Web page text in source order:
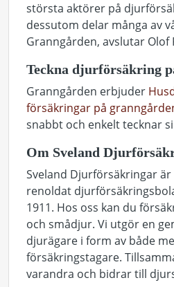
största aktörer på
dessutom delar många av
Granngården, avslutar Olof
Teckna djurförsäkring
Granngården erbjuder
försäkringar på
snabbt och enkelt tecknar
Om Sveland
Sveland Djurförsäkringar
renoldat
1911. Hos oss kan du
och smådjur. Vi utgör en
djurägare i form av både
försäkringstagare.
varandra och bidrar till